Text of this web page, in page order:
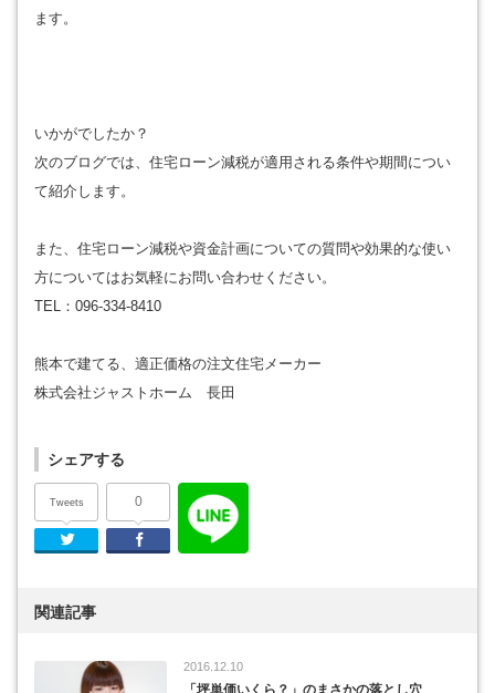
ます。
いかがでしたか？
次のブログでは、住宅ローン減税が適用される条件や期間につい
て紹介します。
また、住宅ローン減税や資金計画についての質問や効果的な使い
方についてはお気軽にお問い合わせください。
TEL：096-334-8410
熊本で建てる、適正価格の注文住宅メーカー
株式会社ジャストホーム 長田
シェアする
Tweets
Twitter
0
Facebook
関連記事
2016.12.10
「坪単価いくら？」のまさかの落とし穴